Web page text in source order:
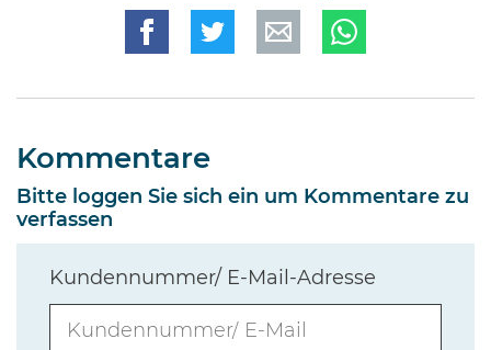
Kommentare
Bitte loggen Sie sich ein um Kommentare zu
verfassen
Kundennummer/ E-Mail-Adresse